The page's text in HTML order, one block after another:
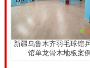
没有虫眼的合格木材
几倍，不要因小失
良商家用涂料盖住
新疆乌鲁木齐羽毛球馆
馆单龙骨木地板案例